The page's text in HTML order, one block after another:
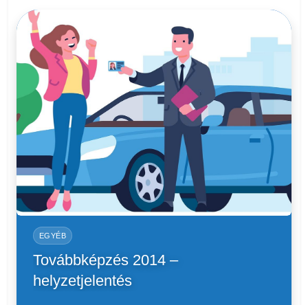
EGYÉB
Továbbképzés 2014 –
helyzetjelentés